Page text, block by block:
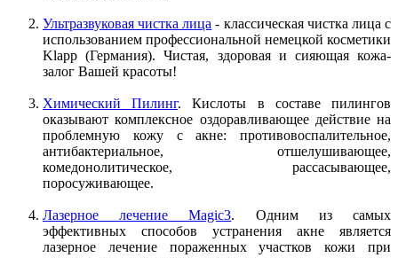
Ультразвуковая чистка лица - классическая чистка лица с
использованием профессиональной немецкой косметики
Klapp (Германия). Чистая, здоровая и сияющая кожа-
залог Вашей красоты!
Химический Пилинг. Кислоты в составе пилингов
оказывают комплексное оздоравливающее действие на
проблемную кожу с акне: противовоспалительное,
антибактериальное, отшелушивающее,
комедонолитическое, рассасывающее,
поросуживающее.
Лазерное лечение Magic3. Одним из самых
эффективных способов устранения акне является
лазерное лечение пораженных участков кожи при